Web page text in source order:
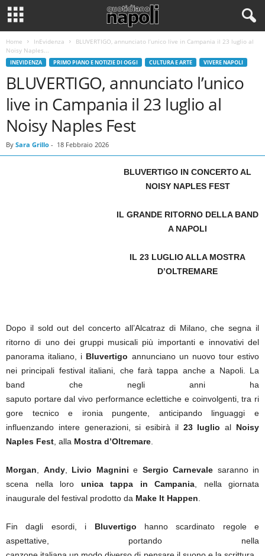
Home InEvidenza
BLUVERTIGO, annunciato l’unico live in Campania il 23 luglio al
Noisy Naples...
INEVIDENZA PRIMO PIANO E NOTIZIE DI OGGI CULTURA E ARTE VIVERE NAPOLI
BLUVERTIGO, annunciato l’unico
live in Campania il 23 luglio al
Noisy Naples Fest
By Sara Grillo - 18 Febbraio 2026
BLUVERTIGO IN CONCERTO AL
NOISY NAPLES FEST
IL GRANDE RITORNO DELLA BAND
A NAPOLI
IL 23 LUGLIO ALLA MOSTRA
D’OLTREMARE
Dopo il sold out del concerto all’Alcatraz di Milano, che segna il
ritorno di uno dei gruppi musicali più importanti e innovativi del
panorama italiano, i Bluvertigo annunciano un nuovo tour estivo
nei principali festival italiani, che farà tappa anche a Napoli. La
band che negli anni ha
saputo portare dal vivo performance eclettiche e coinvolgenti, tra ri
gore tecnico e ironia pungente, anticipando linguaggi e
influenzando intere generazioni, si esibirà il 23 luglio al Noisy
Naples Fest , alla Mostra d’Oltremare
Morgan Andy, Livio Magnini e Sergio Carnevale saranno in
scena nella loro unica tappa in Campania , nella giornata
inaugurale del festival prodotto da Make It Happen
Fin dagli esordi, i Bluvertigo hanno scardinato regole e
aspettative, portando nella